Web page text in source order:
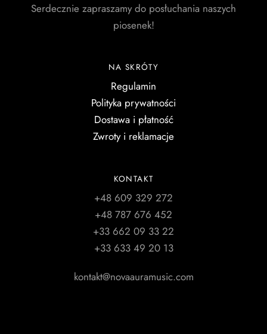
Serdecznie zapraszamy do posłuchania naszych
piosenek!
NA SKRÓTY
Regulamin
Polityka prywatności
Dostawa i płatność
Zwroty i reklamacje
KONTAKT
+48 609 329 272
+48 787 676 452
+33 662 09 33 22
+33 633 49 20 13
kontakt@novaauramusic.com